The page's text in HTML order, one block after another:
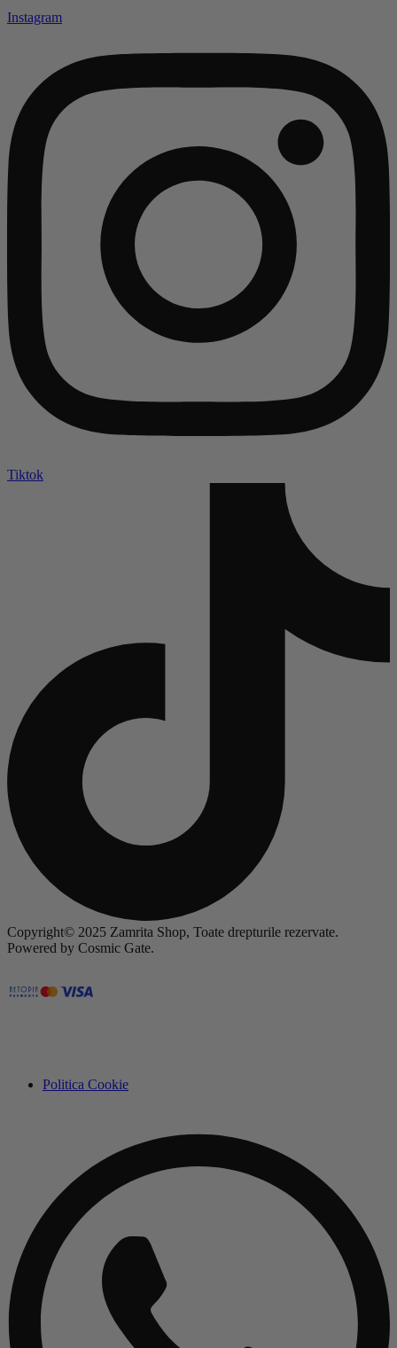
Instagram
Tiktok
Copyright© 2025 Zamrita Shop, Toate drepturile rezervate.
Powered by Cosmic Gate.
Politica Cookie